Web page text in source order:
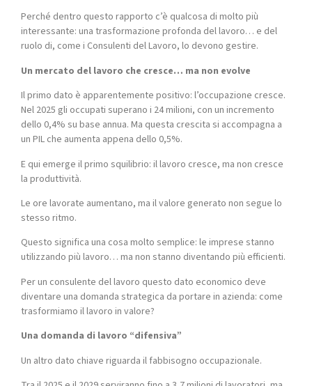
Perché dentro questo rapporto c’è qualcosa di molto più
interessante: una trasformazione profonda del lavoro… e del
ruolo di, come i Consulenti del Lavoro, lo devono gestire.
Un mercato del lavoro che cresce… ma non evolve
Il primo dato è apparentemente positivo: l’occupazione cresce.
Nel 2025 gli occupati superano i 24 milioni, con un incremento
dello 0,4% su base annua. Ma questa crescita si accompagna a
un PIL che aumenta appena dello 0,5%.
E qui emerge il primo squilibrio: il lavoro cresce, ma non cresce
la produttività.
Le ore lavorate aumentano, ma il valore generato non segue lo
stesso ritmo.
Questo significa una cosa molto semplice: le imprese stanno
utilizzando più lavoro… ma non stanno diventando più efficienti.
Per un consulente del lavoro questo dato economico deve
diventare una domanda strategica da portare in azienda: come
trasformiamo il lavoro in valore?
Una domanda di lavoro “difensiva”
Un altro dato chiave riguarda il fabbisogno occupazionale.